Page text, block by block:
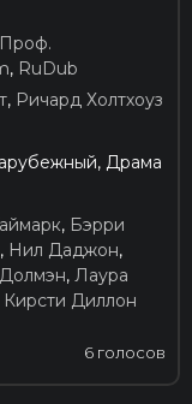
, RuDub
, Ричард Холтхоуз
Драма
, Бэрри
, Нил Даджон,
, Лаура
Кирсти Диллон
6 голосов